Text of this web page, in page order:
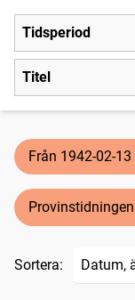
Tidsperiod
Titel
Från 1942-02-13
Sortera: